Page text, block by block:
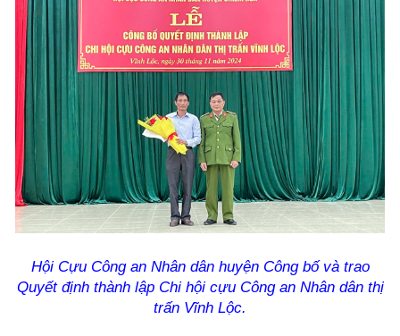
Hội Cựu Công an Nhân dân huyện Công bố và trao
Quyết định thành lập Chi hội cựu Công an Nhân dân thị
trấn Vĩnh Lộc.